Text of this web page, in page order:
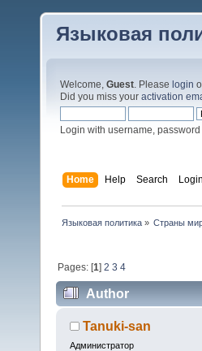
Языковая
Welcome, Guest. Please login
Did you miss your activation
Login with username,
Home Help Search Login
Языковая политика» Страны
Pages: [1]2 3 4
Author
Tanuki-san
Администратор